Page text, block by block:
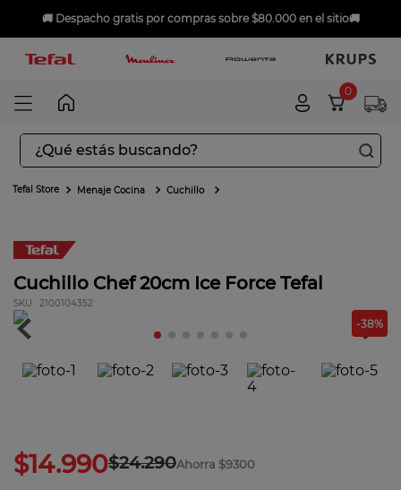
🚚 Despacho gratispor compras sobre $80.000 en el sitio🚚
0
¿Qué estás buscando?
Menaje Cocina Cuchillo
Cuchillo Chef 20cm Ice Force Tefal
2100104352
-38%
$24.290
$14.990 Ahorra $9300
TÉRMINOS MÁS BUSCADOS
2.
sarten
3.
ingenio
4.
sartenes
6.
olla presión
9.
sarten ceramica